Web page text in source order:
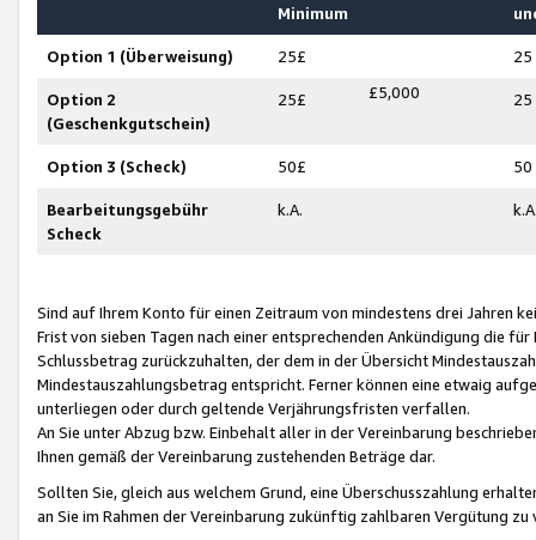
Minimum
Option 1 (Überweisung) 25£ 25
Option 2
(Geschenkgutschein)
25£ £5,000 25
Option 3 (Scheck) 50£ 50
Bearbeitungsgebühr
Scheck
k.A.
Sind auf Ihrem Konto für einen Zeitraum von mindestens drei Jahren
Frist von sieben Tagen nach einer entsprechenden Ankündigung die
Schlussbetrag zurückzuhalten, der dem in der Übersicht
Mindestauszahlungsbetrag entspricht. Ferner können eine etwaig
unterliegen oder durch geltende Verjährungsfristen verfallen.
An Sie unter Abzug bzw. Einbehalt aller in der Vereinbarung
Ihnen gemäß der Vereinbarung zustehenden Beträge dar.
Sollten Sie, gleich aus welchem Grund, eine Überschusszahlung
an Sie im Rahmen der Vereinbarung zukünftig zahlbaren Vergütung zu